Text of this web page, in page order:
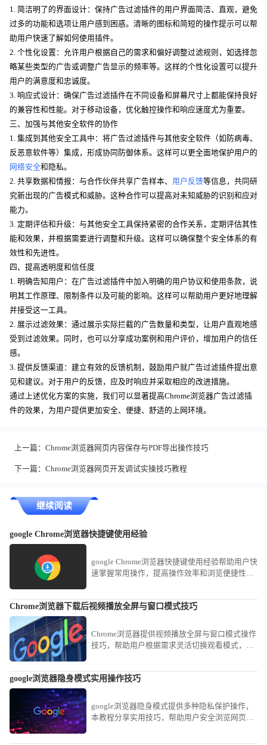
1. 简洁明了的界面设计：保持广告过滤插件的用户界面简洁、直观，避免
过多的功能和选项让用户感到困惑。清晰的图标和简短的操作提示可以帮
助用户快速了解如何使用插件。
2. 个性化设置：允许用户根据自己的需求和偏好调整过滤规则，如选择忽
略某些类型的广告或调整广告显示的频率等。这样的个性化设置可以提升
用户的满意度和忠诚度。
3. 响应式设计：确保广告过滤插件在不同设备和屏幕尺寸上都能保持良好
的兼容性和性能。对于移动设备，优化触控操作和响应速度尤为重要。
三、加强与其他安全软件的协作
1. 集成到其他安全工具中：将广告过滤插件与其他安全软件（如防病毒、
反恶意软件等）集成，形成协同防御体系。这样可以更全面地保护用户的
网络安全和隐私。
2. 共享数据和情报：与合作伙伴共享广告样本、 用户反馈等信息，共同研
究新出现的广告模式和威胁。这种合作可以提高对未知威胁的识别和应对
能力。
3. 定期评估和升级：与其他安全工具保持紧密的合作关系，定期评估其性
能和效果，并根据需要进行调整和升级。这样可以确保整个安全体系的有
效性和先进性。
四、提高透明度和信任度
1. 明确告知用户：在广告过滤插件中加入明确的用户协议和使用条款，说
明其工作原理、限制条件以及可能的影响。这样可以帮助用户更好地理解
并接受这一工具。
2. 展示过滤效果：通过展示实际拦截的广告数量和类型，让用户直观地感
受到过滤效果。同时，也可以分享成功案例和用户评价，增加用户的信任
感。
3. 提供反馈渠道：建立有效的反馈机制，鼓励用户就广告过滤插件提出意
见和建议。对于用户的反馈，应及时响应并采取相应的改进措施。
通过上述优化方案的实施，我们可以显著提高Chrome浏览器广告过滤插
件的效果，为用户提供更加安全、便捷、舒适的上网环境。
上一篇： Chrome浏览器网页内容保存与PDF导出操作技巧
下一篇： Chrome浏览器网页开发调试实操技巧教程
继续阅读
google Chrome浏览器快捷键使用经验
google Chrome浏览器快捷键使用经验帮助用户快
速掌握常用操作，提高操作效率和浏览便捷性。
Chrome浏览器下载后视频播放全屏与窗口模式技巧
Chrome浏览器提供视频播放全屏与窗口模式操作
技巧，帮助用户根据需求灵活切换观看模式，提
google浏览器隐身模式实用操作技巧
google浏览器隐身模式提供多种隐私保护操作，
本教程分享实用技巧，帮助用户安全浏览网页并